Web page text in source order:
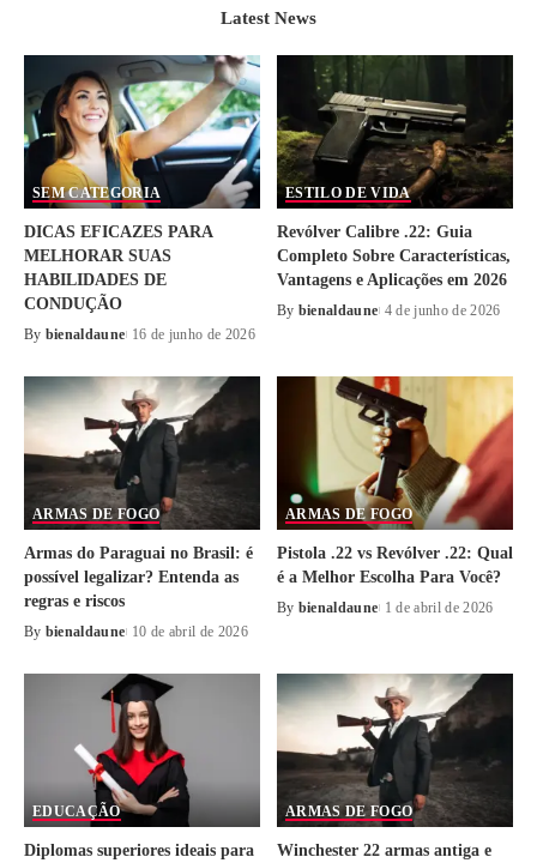
Latest News
SEM CATEGORIA
DICAS EFICAZES PARA
MELHORAR SUAS
HABILIDADES DE
CONDUÇÃO
By bienaldaune 16 de junho de 2026
ESTILO DE VIDA
Revólver Calibre .22: Guia
Completo Sobre Características,
Vantagens e Aplicações em 2026
By bienaldaune 4 de junho de 2026
ARMAS DE FOGO
Armas do Paraguai no Brasil: é
possível legalizar? Entenda as
regras e riscos
By bienaldaune 10 de abril de 2026
ARMAS DE FOGO
Pistola .22 vs Revólver .22: Qual
é a Melhor Escolha Para Você?
By bienaldaune 1 de abril de 2026
EDUCAÇÃO
Diplomas superiores ideais para
ARMAS DE FOGO
Winchester 22 armas antiga e